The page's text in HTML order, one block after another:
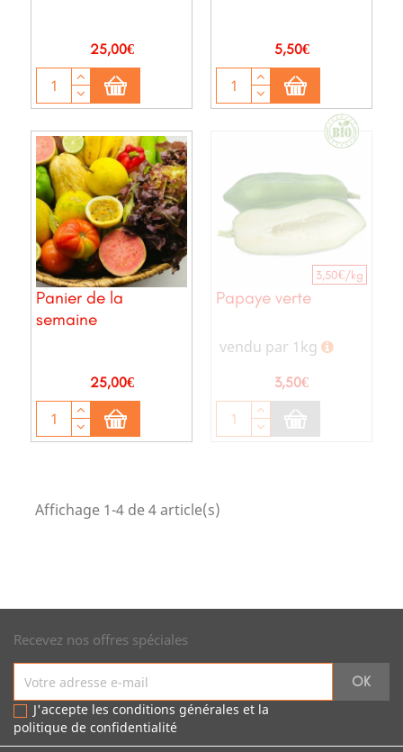
Prix
25,00€ Prix
5,50€
Panier de la
semaine
Prix
25,00€
Papaye verte
3,50€/kg
vendu par 1kg
Prix
3,50€
Affichage 1-4 de 4 article(s)
Recevez nos offres spéciales
J'accepte les conditions générales et la
politique de confidentialité